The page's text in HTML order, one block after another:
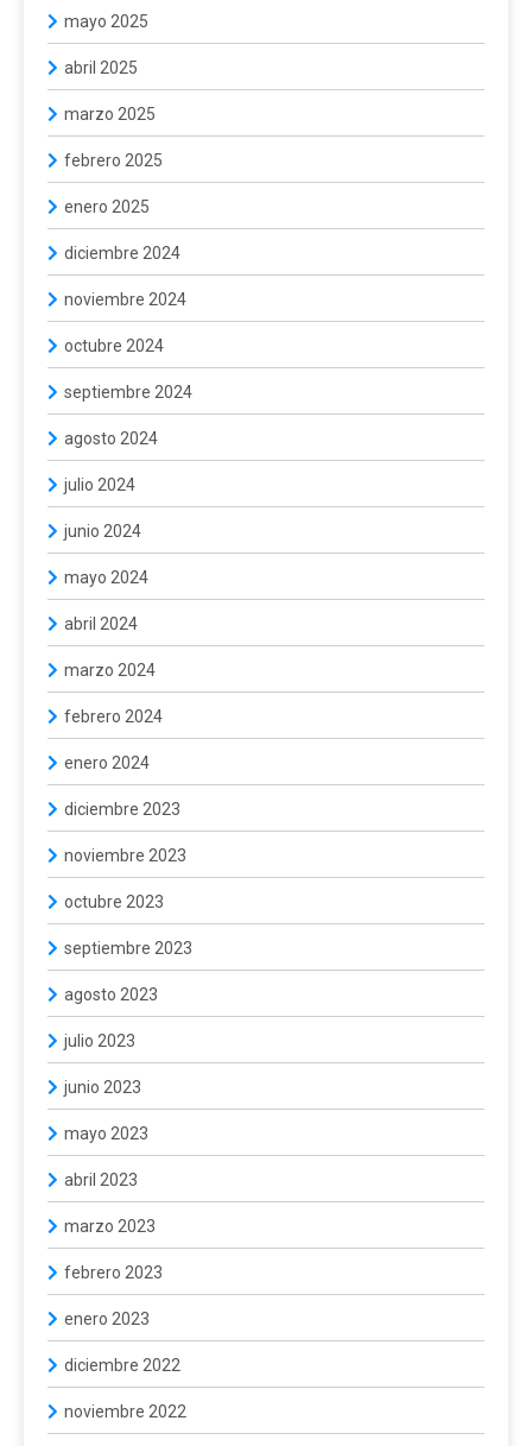
mayo 2025
abril 2025
marzo 2025
febrero 2025
enero 2025
diciembre 2024
noviembre 2024
octubre 2024
septiembre 2024
agosto 2024
julio 2024
junio 2024
mayo 2024
abril 2024
marzo 2024
febrero 2024
enero 2024
diciembre 2023
noviembre 2023
octubre 2023
septiembre 2023
agosto 2023
julio 2023
junio 2023
mayo 2023
abril 2023
marzo 2023
febrero 2023
enero 2023
diciembre 2022
noviembre 2022